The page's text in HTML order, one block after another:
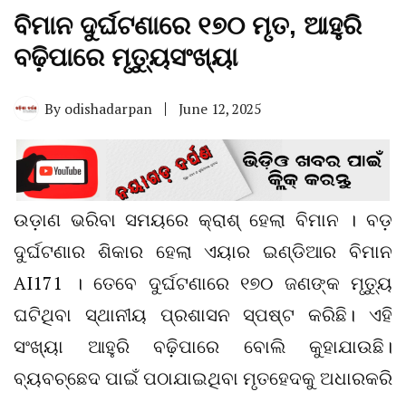
ବିମାନ ଦୁର୍ଘଟଣାରେ ୧୭୦ ମୃତ, ଆହୁରି
ବଢ଼ିପାରେ ମୃତ୍ୟୁସଂଖ୍ୟା
By odishadarpan June 12, 2025
ଉଡ଼ାଣ ଭରିବା ସମୟରେ କ୍ରାଶ୍‌ ହେଲା ବିମାନ । ବଡ଼
ଦୁର୍ଘଟଣାର ଶିକାର ହେଲା ଏୟାର ଇଣ୍ଡିଆର ବିମାନ
AI171 । ତେବେ ଦୁର୍ଘଟଣାରେ ୧୭୦ ଜଣଙ୍କ ମୃତ୍ୟୁ
ଘଟିଥିବା ସ୍ଥାନୀୟ ପ୍ରଶାସନ ସ୍ପଷ୍ଟ କରିଛି। ଏହି
ସଂଖ୍ୟା ଆହୁରି ବଢ଼ିପାରେ ବୋଲି କୁହାଯାଉଛି।
ବ୍ୟବଚ୍ଛେଦ ପାଇଁ ପଠାଯାଇଥିବା ମୃତହେଦକୁ ଅଧାରକରି